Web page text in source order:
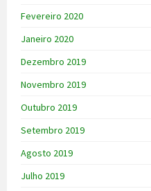
Fevereiro 2020
Janeiro 2020
Dezembro 2019
Novembro 2019
Outubro 2019
Setembro 2019
Agosto 2019
Julho 2019